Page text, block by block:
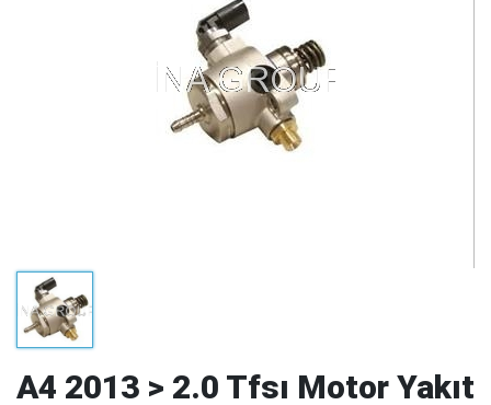
A4 2013 > 2.0 Tfsı Motor Yakıt